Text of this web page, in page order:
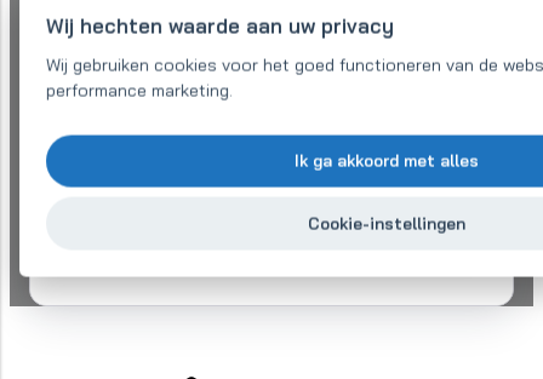
Ik ben het eens met verwerking van persoonlijke gegevens
aanvraag te verwerken
Verstuur bericht
Wij hechten waarde aan uw privacy
Wij gebruiken cookies voor het goed functioneren van de
performance marketing.
Ik ga akkoord met alles
Cookie-instellingen